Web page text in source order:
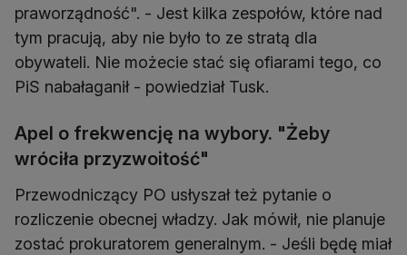
praworządność". - Jest kilka zespołów, które nad
tym pracują, aby nie było to ze stratą dla
obywateli. Nie możecie stać się ofiarami tego, co
PiS nabałaganił - powiedział Tusk.
Apel o frekwencję na wybory. "Żeby
wróciła przyzwoitość"
Przewodniczący PO usłyszał też pytanie o
rozliczenie obecnej władzy. Jak mówił, nie planuje
zostać prokuratorem generalnym. - Jeśli będę miał